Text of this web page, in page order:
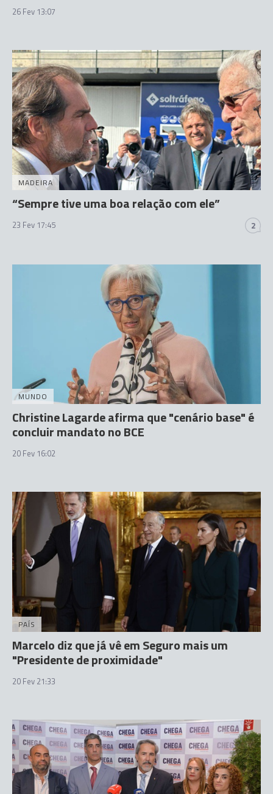
26 Fev 13:07
MADEIRA
“Sempre tive uma boa relação com ele”
23 Fev 17:45 2
MUNDO
Christine Lagarde afirma que "cenário base" é
concluir mandato no BCE
20 Fev 16:02
PAÍS
Marcelo diz que já vê em Seguro mais um
"Presidente de proximidade"
20 Fev 21:33